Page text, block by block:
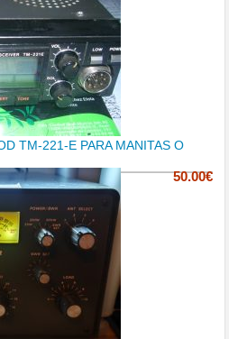
TM-221-E PARA MANITAS O
50.00€